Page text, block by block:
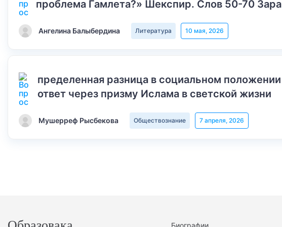
проблема Гамлета?» Шекспир. Слов 50-70
Ангелина Балыбердина Литература 10 мая, 2026
пределенная разница в социальном
ответ через призму Ислама в светской жизни
Мушерреф Рысбекова Обществознание 7 апреля, 2026
Биографии